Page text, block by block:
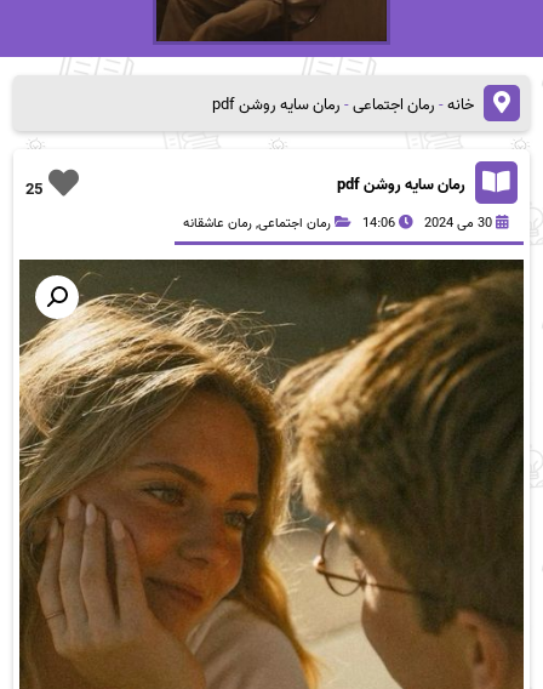
خانه-رمان اجتماعی-رمان سایه روشن pdf
25 رمان سایه روشن pdf
30 می 2024 14:06 رمان اجتماعی,رمان عاشقانه